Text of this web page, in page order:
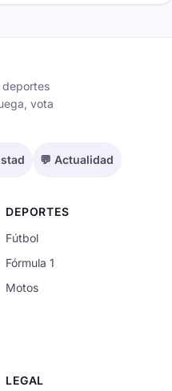
deportes
vota
💬 Actualidad
DEPORTES
Fútbol
Fórmula 1
Motos
LEGAL